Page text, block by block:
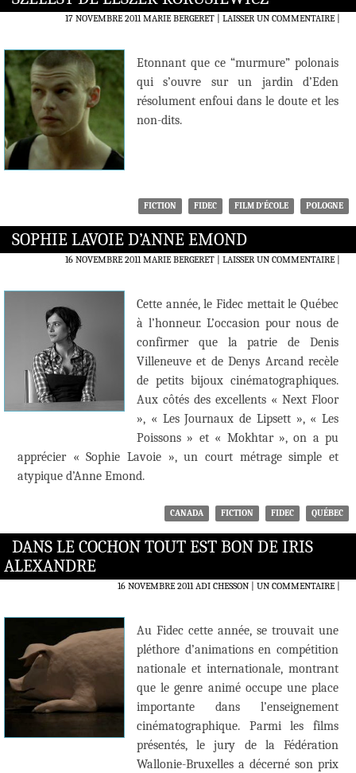
17 NOVEMBRE 2011 MARIE BERGERET LAISSER UN COMMENTAIRE|
Etonnant que ce “murmure” polonais
qui s’ouvre sur un jardin d’Eden
résolument enfoui dans le doute et les
non-dits.
FICTION FIDEC FILM D'ÉCOLE POLOGNE
SOPHIE LAVOIE D’ANNE EMOND
16 NOVEMBRE 2011 MARIE BERGERET LAISSER UN COMMENTAIRE|
Cette année, le Fidec mettait le Québec
à l’honneur. L’occasion pour nous de
confirmer que la patrie de Denis
Villeneuve et de Denys Arcand recèle
de petits bijoux cinématographiques.
Aux côtés des excellents « Next Floor
», « Les Journaux de Lipsett », « Les
Poissons » et « Mokhtar », on a pu
apprécier « Sophie Lavoie », un court métrage simple et
atypique d’Anne Emond.
CANADA FICTION FIDEC QUÉBEC
DANS LE COCHON TOUT EST BON DE IRIS
ALEXANDRE
16 NOVEMBRE 2011 ADI CHESSON UN COMMENTAIRE|
Au Fidec cette année, se trouvait une
pléthore d’animations en compétition
nationale et internationale, montrant
que le genre animé occupe une place
importante dans l’enseignement
cinématographique. Parmi les films
présentés, le jury de la Fédération
Wallonie-Bruxelles a décerné son prix